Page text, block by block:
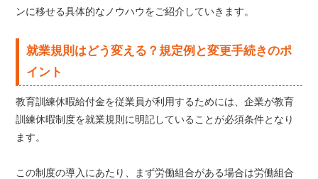
ンに移せる具体的なノウハウをご紹介していきます。
就業規則はどう変える？規定例と変更手続きのポ
イント
教育訓練休暇給付金を従業員が利用するためには、企業が教育
訓練休暇制度を就業規則に明記していることが必須条件となり
ます。
この制度の導入にあたり、まず労働組合がある場合は労働組合